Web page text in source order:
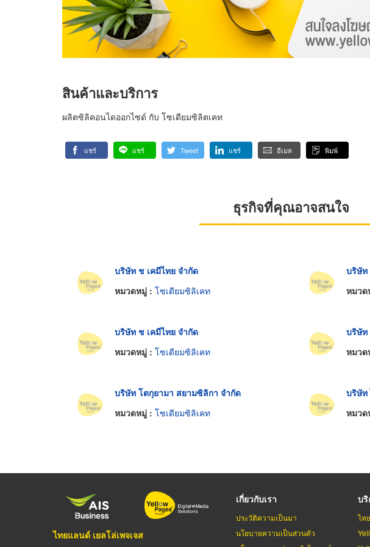
สินค้าและบริการ
ผลิตซิลิคอนไดออกไซด์ กับ โซเดียมซิลิตเคท
แชร์ แชร์ Tweet แชร์ อีเมล พิมพ์
ธุรกิจที่คุณอาจสนใจ
บริษัท ช เคมีไทย จำกัด
หมวดหมู่ : โซเดียมซิลิเคท
บริษัท
หมวด
บริษัท ช เคมีไทย จำกัด
หมวดหมู่ : โซเดียมซิลิเคท
บริษัท
หมวด
บริษัท โตกุยามา สยามซิลิกา จำกัด
หมวดหมู่ : โซเดียมซิลิเคท
บริษัท
หมวด
ไทยแลนด์ เยลโล่เพจเจส
เกี่ยวกับเรา
ประวัติความเป็นมา
นโยบายความเป็นส่วนตัว
บริ
ไท